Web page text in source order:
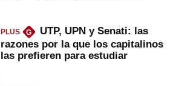
PLUS G
UTP, UPN y Senati: las
razones por la que los capitalinos
las prefieren para estudiar